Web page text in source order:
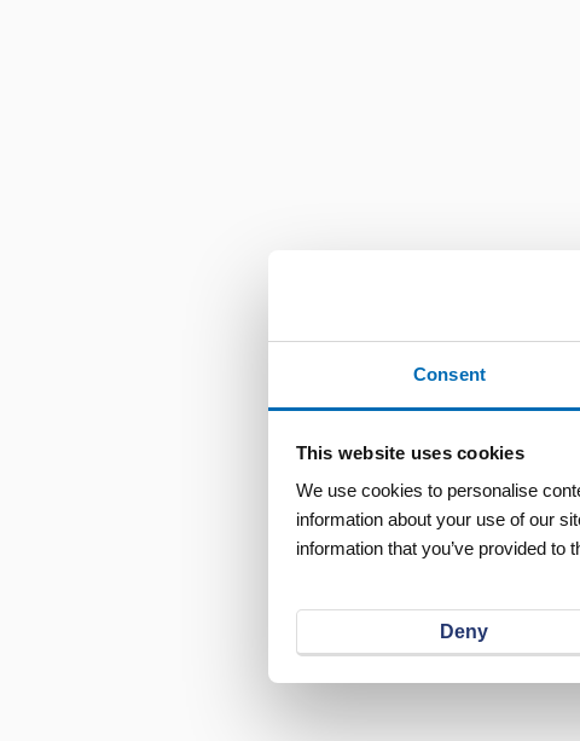
Consent
This website uses cookies
We use cookies to personalise
information about your use of our
information that you’ve provided to
Deny